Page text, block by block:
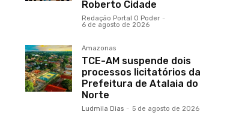
Roberto Cidade
Redação Portal O Poder -
6 de agosto de 2026
Amazonas
TCE-AM suspende dois
processos licitatórios da
Prefeitura de Atalaia do
Norte
Ludmila Dias - 5 de agosto de 2026